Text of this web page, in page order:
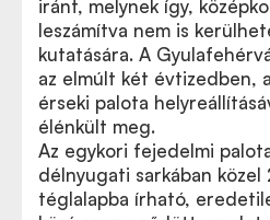
iránt, melynek így,
leszámítva nem is
kutatására. A
az elmúlt két évtizedben,
érseki palota
élénkült meg.
Az egykori fejedelmi
délnyugati sarkában
téglalapba írható,